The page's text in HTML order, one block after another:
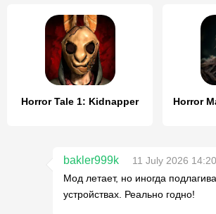
Horror Tale 1: Kidnapper
bakler999k
11 July 2026 14:20
Мод летает, но иногда
устройствах. Реально годно!